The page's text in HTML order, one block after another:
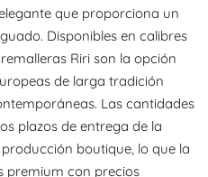
que proporciona un
Disponibles en calibres
Riri son la opción
de larga tradición
Las cantidades
plazos de entrega de la
boutique, lo que la
premium con precios